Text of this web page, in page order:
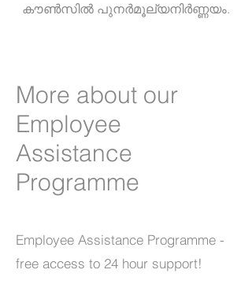
കൗൺസിൽ പുനർമൂല്യനിർണ്ണയം.
More about our
Employee
Assistance
Programme
Employee Assistance Programme -
free access to 24 hour support!